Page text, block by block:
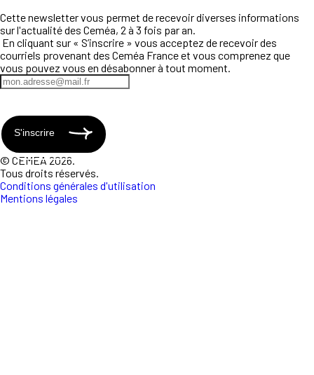
Cette newsletter vous permet de recevoir diverses informations
sur l'actualité des Ceméa, 2 à 3 fois par an.
En cliquant sur « S’inscrire » vous acceptez de recevoir des
courriels provenant des Ceméa France et vous comprenez que
vous pouvez vous en désabonner à tout moment.
S'inscrire
© CEMEA 2026.
Tous droits réservés.
Conditions générales d'utilisation
Mentions légales